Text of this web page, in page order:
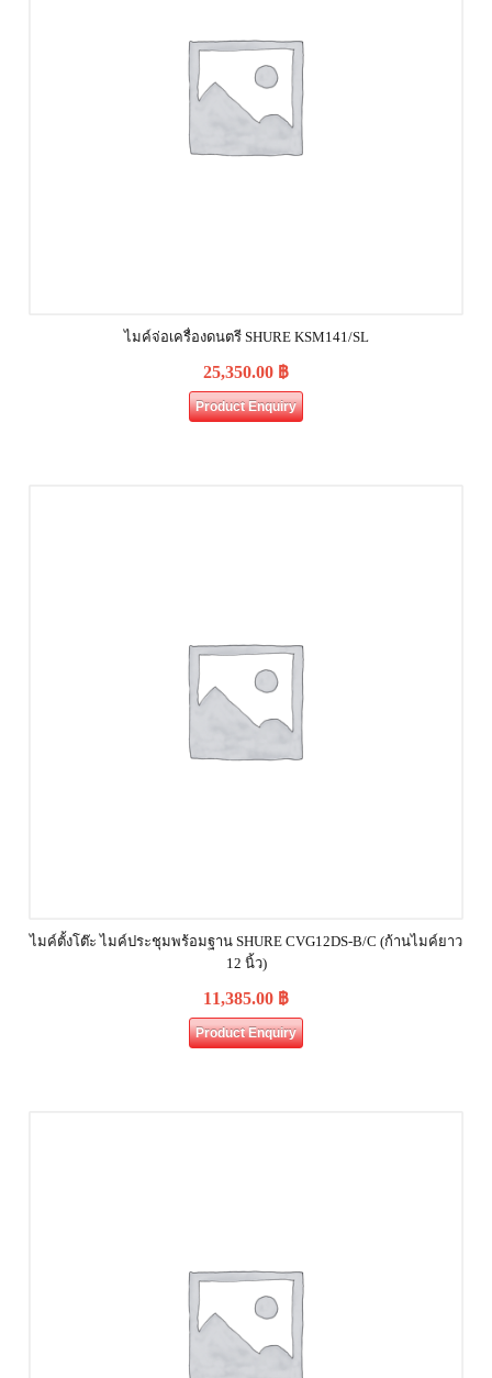
ไมค์จ่อเครื่องดนตรี SHURE KSM141/SL
25,350.00 ฿
Product Enquiry
ไมค์ตั้งโต๊ะ ไมค์ประชุมพร้อมฐาน SHURE CVG12DS‐B/C (ก้านไมค์ยาว
12 นิ้ว)
11,385.00 ฿
Product Enquiry